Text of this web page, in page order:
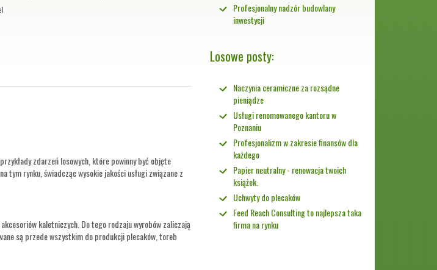
zdarzeń losowych, które powinny być objęte
tym rynku, świadcząc wysokie jakości usługi związane z
kaletniczych. Do tego rodzaju wyrobów zaliczają
są przede wszystkim do produkcji plecaków, toreb
Profesjonalny nadzór budowlany
inwestycji
Losowe posty:
Naczynia ceramiczne za rozsądne
pieniądze
Usługi renomowanego kantoru w
Poznaniu
Profesjonalizm w zakresie finansów dla
każdego
Papier neutralny - renowacja twoich
książek.
Uchwyty do plecaków
Feed Reach Consulting to najlepsza taka
firma na rynku